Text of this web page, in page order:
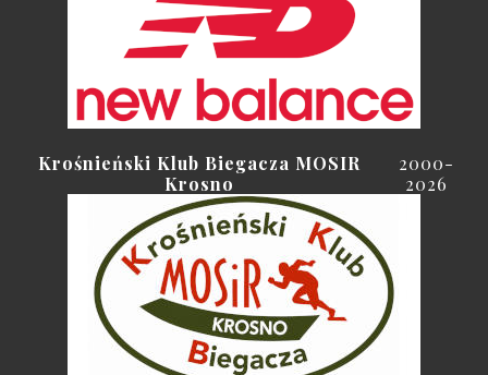
Krośnieński Klub Biegacza MOSIR
Krosno
2000-
2026